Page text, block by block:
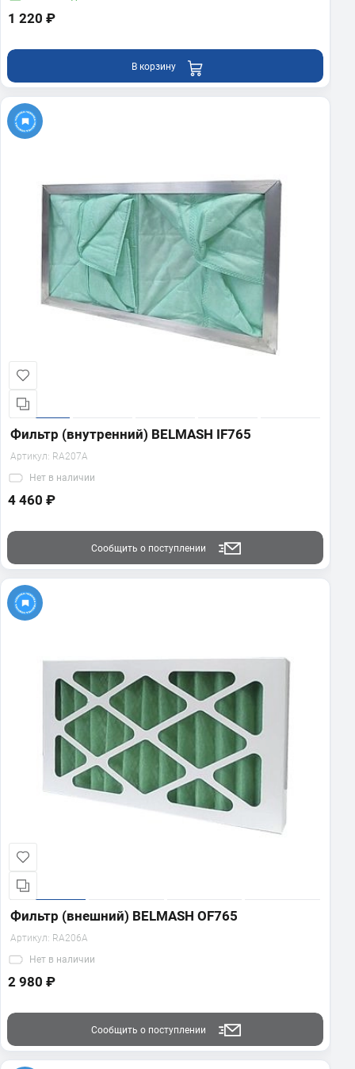
1 220 ₽
В корзину
Фильтр (внутренний) BELMASH IF765
Артикул: RA207A
Нет в наличии
4 460 ₽
Сообщить о поступлении
Фильтр (внешний) BELMASH OF765
Артикул: RA206A
Нет в наличии
2 980 ₽
Сообщить о поступлении